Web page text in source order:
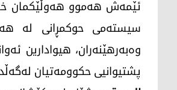
ئێمەش هەموو هەوڵێكمان
سیستەمی حوكمڕانی لە
وەبەرهێنەران، هیوادارین
پشتیوانیی حكوومەتیان